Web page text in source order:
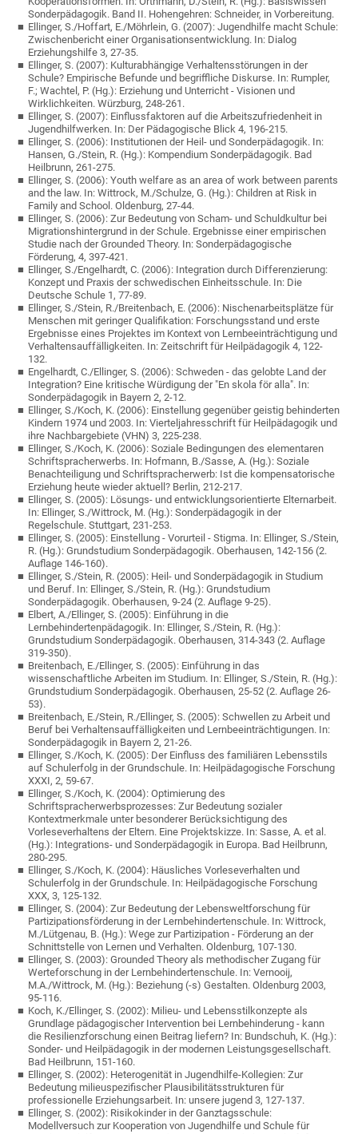
Sonderpädagogik. Band II. Hohengehren: Schneider, in Vorbereitung.
Ellinger, S./Hoffart, E./Möhrlein, G. (2007): Jugendhilfe macht Schule:
Zwischenbericht einer Organisationsentwicklung. In: Dialog
Erziehungshilfe 3, 27-35.
Ellinger, S. (2007): Kulturabhängige Verhaltensstörungen in der
Schule? Empirische Befunde und begriffliche Diskurse. In: Rumpler,
F.; Wachtel, P. (Hg.): Erziehung und Unterricht - Visionen und
Wirklichkeiten. Würzburg, 248-261.
Ellinger, S. (2007): Einflussfaktoren auf die Arbeitszufriedenheit in
Jugendhilfwerken. In: Der Pädagogische Blick 4, 196-215.
Ellinger, S. (2006): Institutionen der Heil- und Sonderpädagogik. In:
Hansen, G./Stein, R. (Hg.): Kompendium Sonderpädagogik. Bad
Heilbrunn, 261-275.
Ellinger, S. (2006): Youth welfare as an area of work between parents
and the law. In: Wittrock, M./Schulze, G. (Hg.): Children at Risk in
Family and School. Oldenburg, 27-44.
Ellinger, S. (2006): Zur Bedeutung von Scham- und Schuldkultur bei
Migrationshintergrund in der Schule. Ergebnisse einer empirischen
Studie nach der Grounded Theory. In: Sonderpädagogische
Förderung, 4, 397-421.
Ellinger, S./Engelhardt, C. (2006): Integration durch Differenzierung:
Konzept und Praxis der schwedischen Einheitsschule. In: Die
Deutsche Schule 1, 77-89.
Ellinger, S./Stein, R./Breitenbach, E. (2006): Nischenarbeitsplätze für
Menschen mit geringer Qualifikation: Forschungsstand und erste
Ergebnisse eines Projektes im Kontext von Lernbeeinträchtigung und
Verhaltensauffälligkeiten. In: Zeitschrift für Heilpädagogik 4, 122-
132.
Engelhardt, C./Ellinger, S. (2006): Schweden - das gelobte Land der
Integration? Eine kritische Würdigung der "En skola för alla". In:
Sonderpädagogik in Bayern 2, 2-12.
Ellinger, S./Koch, K. (2006): Einstellung gegenüber geistig behinderten
Kindern 1974 und 2003. In: Vierteljahresschrift für Heilpädagogik und
ihre Nachbargebiete (VHN) 3, 225-238.
Ellinger, S./Koch, K. (2006): Soziale Bedingungen des elementaren
Schriftspracherwerbs. In: Hofmann, B./Sasse, A. (Hg.): Soziale
Benachteiligung und Schriftspracherwerb: Ist die kompensatorische
Erziehung heute wieder aktuell? Berlin, 212-217.
Ellinger, S. (2005): Lösungs- und entwicklungsorientierte Elternarbeit.
In: Ellinger, S./Wittrock, M. (Hg.): Sonderpädagogik in der
Regelschule. Stuttgart, 231-253.
Ellinger, S. (2005): Einstellung - Vorurteil - Stigma. In: Ellinger, S./Stein,
R. (Hg.): Grundstudium Sonderpädagogik. Oberhausen, 142-156 (2.
Auflage 146-160).
Ellinger, S./Stein, R. (2005): Heil- und Sonderpädagogik in Studium
und Beruf. In: Ellinger, S./Stein, R. (Hg.): Grundstudium
Sonderpädagogik. Oberhausen, 9-24 (2. Auflage 9-25).
Elbert, A./Ellinger, S. (2005): Einführung in die
Lernbehindertenpädagogik. In: Ellinger, S./Stein, R. (Hg.):
Grundstudium Sonderpädagogik. Oberhausen, 314-343 (2. Auflage
319-350).
Breitenbach, E./Ellinger, S. (2005): Einführung in das
wissenschaftliche Arbeiten im Studium. In: Ellinger, S./Stein, R. (Hg.):
Grundstudium Sonderpädagogik. Oberhausen, 25-52 (2. Auflage 26-
53).
Breitenbach, E./Stein, R./Ellinger, S. (2005): Schwellen zu Arbeit und
Beruf bei Verhaltensauffälligkeiten und Lernbeeinträchtigungen. In:
Sonderpädagogik in Bayern 2, 21-26.
Ellinger, S./Koch, K. (2005): Der Einfluss des familiären Lebensstils
auf Schulerfolg in der Grundschule. In: Heilpädagogische Forschung
XXXI, 2, 59-67.
Ellinger, S./Koch, K. (2004): Optimierung des
Schriftspracherwerbsprozesses: Zur Bedeutung sozialer
Kontextmerkmale unter besonderer Berücksichtigung des
Vorleseverhaltens der Eltern. Eine Projektskizze. In: Sasse, A. et al.
(Hg.): Integrations- und Sonderpädagogik in Europa. Bad Heilbrunn,
280-295.
Ellinger, S./Koch, K. (2004): Häusliches Vorleseverhalten und
Schulerfolg in der Grundschule. In: Heilpädagogische Forschung
XXX, 3, 125-132.
Ellinger, S. (2004): Zur Bedeutung der Lebensweltforschung für
Partizipationsförderung in der Lernbehindertenschule. In: Wittrock,
M./Lütgenau, B. (Hg.): Wege zur Partizipation - Förderung an der
Schnittstelle von Lernen und Verhalten. Oldenburg, 107-130.
Ellinger, S. (2003): Grounded Theory als methodischer Zugang für
Werteforschung in der Lernbehindertenschule. In: Vernooij,
M.A./Wittrock, M. (Hg.): Beziehung (-s) Gestalten. Oldenburg 2003,
95-116.
Koch, K./Ellinger, S. (2002): Milieu- und Lebensstilkonzepte als
Grundlage pädagogischer Intervention bei Lernbehinderung - kann
die Resilienzforschung einen Beitrag liefern? In: Bundschuh, K. (Hg.):
Sonder- und Heilpädagogik in der modernen Leistungsgesellschaft.
Bad Heilbrunn, 151-160.
Ellinger, S. (2002): Heterogenität in Jugendhilfe-Kollegien: Zur
Bedeutung milieuspezifischer Plausibilitätsstrukturen für
professionelle Erziehungsarbeit. In: unsere jugend 3, 127-137.
Ellinger, S. (2002): Risikokinder in der Ganztagsschule:
Modellversuch zur Kooperation von Jugendhilfe und Schule für